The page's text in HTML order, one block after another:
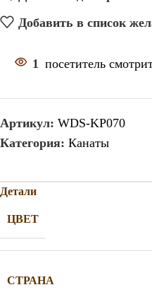
Добавить в список
1 посетитель
Артикул: WDS-KP070
Категория: Канаты
Детали
ЦВЕТ
СТРАНА